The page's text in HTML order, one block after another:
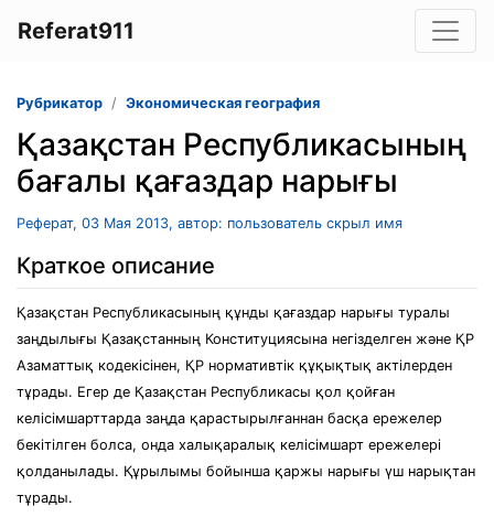
Referat911
Рубрикатор Экономическая география
Қазақстан Республикасының
бағалы қағаздар нарығы
Реферат, 03 Мая 2013, автор: пользователь скрыл имя
Краткое описание
Қазақстан Республикасының құнды қағаздар нарығы туралы
заңдылығы Қазақстанның Конституциясына негізделген және ҚР
Азаматтық кодекісінен, ҚР нормативтік құқықтық актілерден
тұрады. Егер де Қазақстан Республикасы қол қойған
келісімшарттарда заңда қарастырылғаннан басқа ережелер
бекітілген болса, онда халықаралық келісімшарт ережелері
қолданылады. Құрылымы бойынша қаржы нарығы үш нарықтан
тұрады.